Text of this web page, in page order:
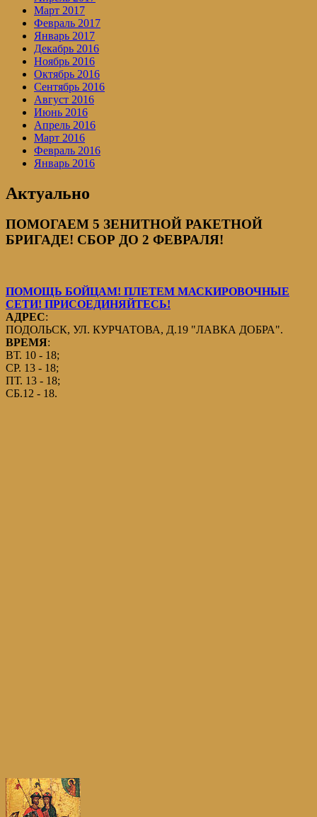
Март 2017
Февраль 2017
Январь 2017
Декабрь 2016
Ноябрь 2016
Октябрь 2016
Сентябрь 2016
Август 2016
Июнь 2016
Апрель 2016
Март 2016
Февраль 2016
Январь 2016
Актуально
ПОМОГАЕМ 5 ЗЕНИТНОЙ РАКЕТНОЙ
БРИГАДЕ! СБОР ДО 2 ФЕВРАЛЯ!
ПОМОЩЬ БОЙЦАМ! ПЛЕТЕМ МАСКИРОВОЧНЫЕ
СЕТИ! ПРИСОЕДИНЯЙТЕСЬ!
АДРЕС:
ПОДОЛЬСК, УЛ. КУРЧАТОВА, Д.19 "ЛАВКА ДОБРА".
ВРЕМЯ:
ВТ. 10 - 18;
СР. 13 - 18;
ПТ. 13 - 18;
СБ.12 - 18.